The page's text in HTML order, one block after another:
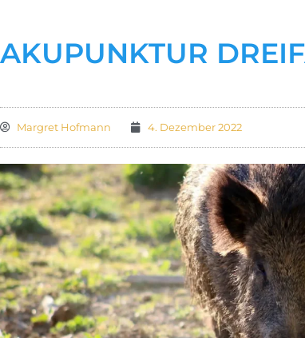
AKUPUNKTUR
Margret Hofmann 4. Dezember 2022